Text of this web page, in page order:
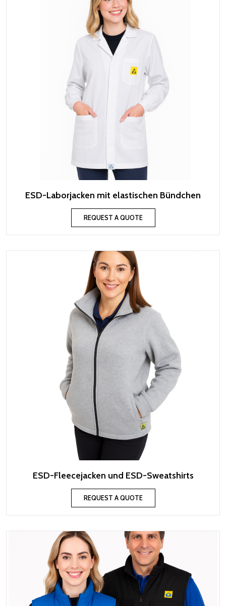
ESD-Laborjacken mit elastischen Bündchen
REQUEST A QUOTE
ESD-Fleecejacken und ESD-Sweatshirts
REQUEST A QUOTE